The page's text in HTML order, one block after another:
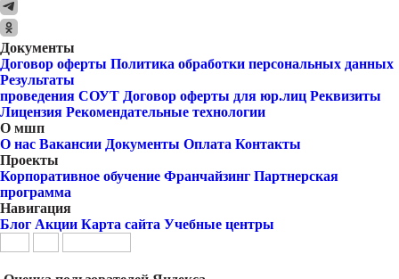
Документы
Договор оферты Политика обработки персональных данных
Результаты
проведения СОУТ Договор оферты для юр.лиц Реквизиты
Лицензия Рекомендательные технологии
О мшп
О нас Вакансии Документы Оплата Контакты
Проекты
Корпоративное обучение Франчайзинг Партнерская
программа
Навигация
Блог Акции Карта сайта Учебные центры